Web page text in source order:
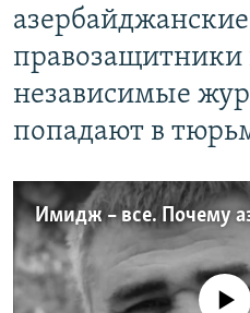
азербайджанские
правозащитники
независимые
попадают в
No media source